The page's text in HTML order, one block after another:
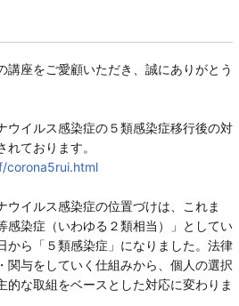
講座をご愛顧いただき、誠にありがとう
ウイルス感染症の５類感染症移行後の対
ております。
corona5rui.html
ウイルス感染症の位置づけは、これま
感染症（いわゆる２類相当）」としてい
から「５類感染症」になりました。法律
関与をしていく仕組みから、個人の選択
的な取組をベースとした対応に変わりま